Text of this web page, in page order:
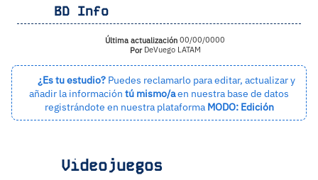
BD Info
Última actualización 00/00/0000
PorDeVuego LATAM
¿Es tu estudio? Puedes reclamarlo para editar, actualizar y
añadir la información tú mismo/aen nuestra base de datos
registrándote en nuestra plataforma MODO: Edición
Videojuegos